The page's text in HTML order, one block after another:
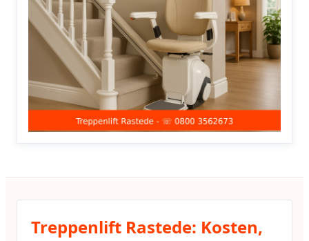
Treppenlift Rastede: Kosten,